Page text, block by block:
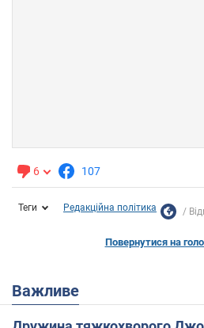
6 107
Теги Редакційна політика
Повернутися на
Важливе